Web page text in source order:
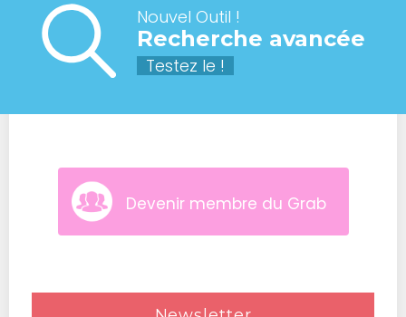
Nouvel Outil !
Recherche avancée
Testez le !
Devenir membre du Grab